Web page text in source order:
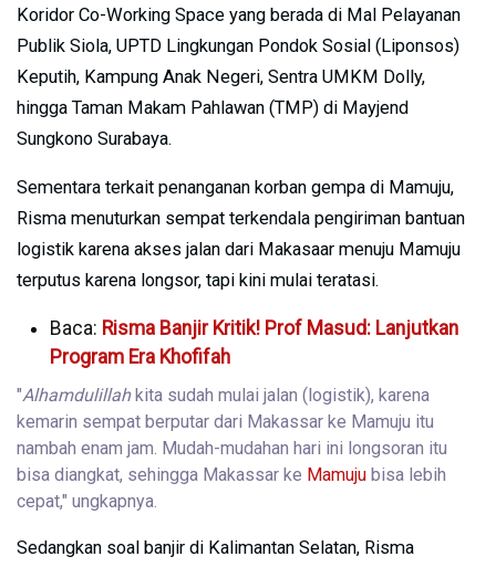
Koridor Co-Working Space yang berada di Mal Pelayanan
Publik Siola, UPTD Lingkungan Pondok Sosial (Liponsos)
Keputih, Kampung Anak Negeri, Sentra UMKM Dolly,
hingga Taman Makam Pahlawan (TMP) di Mayjend
Sungkono Surabaya.
Sementara terkait penanganan korban gempa di Mamuju,
Risma menuturkan sempat terkendala pengiriman bantuan
logistik karena akses jalan dari Makasaar menuju Mamuju
terputus karena longsor, tapi kini mulai teratasi.
Baca: Risma Banjir Kritik! Prof Masud: Lanjutkan
Program Era Khofifah
"Alhamdulillahkita sudah mulai jalan (logistik), karena
kemarin sempat berputar dari Makassar ke Mamuju itu
nambah enam jam. Mudah-mudahan hari ini longsoran itu
bisa diangkat, sehingga Makassar ke Mamuju bisa lebih
cepat," ungkapnya.
Sedangkan soal banjir di Kalimantan Selatan, Risma